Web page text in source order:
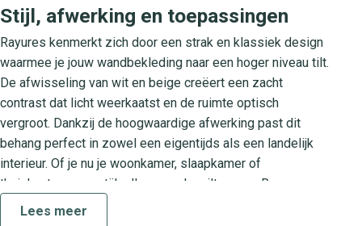
Stijl, afwerking en toepassingen
Rayures kenmerkt zich door een strak en klassiek design
waarmee je jouw wandbekleding naar een hoger niveau tilt.
De afwisseling van wit en beige creëert een zacht
contrast dat licht weerkaatst en de ruimte optisch
vergroot. Dankzij de hoogwaardige afwerking past dit
behang perfect in zowel een eigentijds als een landelijk
interieur. Of je nu je woonkamer, slaapkamer of
thuiskantoor een stijlvolle upgrade wilt geven, Rayures
voegt direct sfeer en karakter toe.
Lees meer